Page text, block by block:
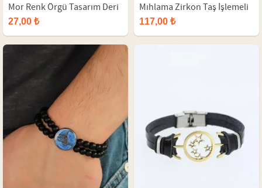
Mor Renk Örgü Tasarım Deri
Erkek Bileklik
27,00 ₺
Mıhlama Zirkon Taş İşlemeli
Füme Renkli Hematit Doğal
117,00 ₺